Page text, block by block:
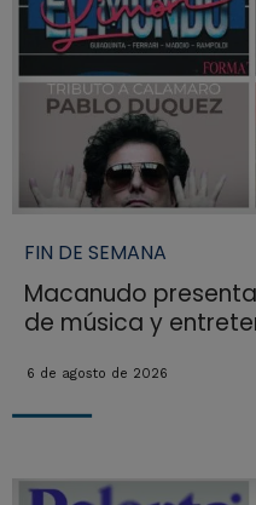
FIN DE SEMANA
Macanudo
de música y
6 de agosto de 2026